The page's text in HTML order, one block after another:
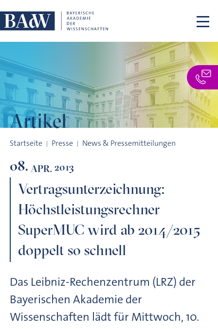
Artikel
Startseite Presse News & Pressemitteilungen
08. APR. 2013
Vertragsunterzeichnung:
Höchstleistungsrechner
SuperMUC wird ab 2014/2015
doppelt so schnell
Das Leibniz-Rechenzentrum (LRZ) der
Bayerischen Akademie der
Wissenschaften lädt für Mittwoch, 10.